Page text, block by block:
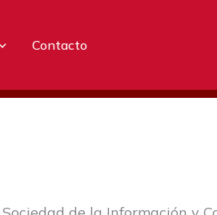
Contacto